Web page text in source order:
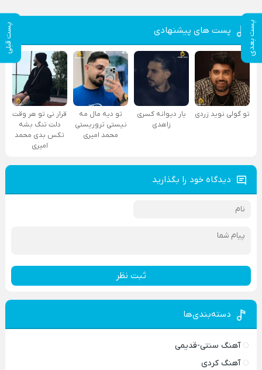
پست بعدی پست قبلی پست های پیشنهادی
تو گولی نوید زردی
یار دیوانه کسری
زاهدی
تو دیه مال مه
نیستی تروریستی
محمد امیری
قرار نی تو هر وقت
دلت تنگ بشه
تکس بدی محمد
امیری
دیدگاه خود را بگذارید
ثبت نظر
دسته‌بندی‌ها
آهنگ سنتی-قدیمی
آهنگ کردی